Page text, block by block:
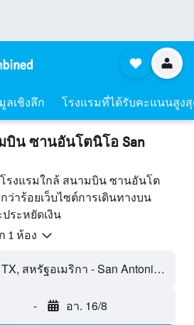
ลเชิงลึก โรงแรมที่ได้รับคะแนนสูง
บิน ซานอันโตนิโอ San
รงแรมใกล้ สนามบิน ซานอันโต
ว่าร้อยเว็บไซต์การเดินทางบน
ระหยัดเงิน
1 ห้อง
ซานอันโตนิโอ, TX, สหรัฐอเมริกา - San Antonio (SAT)
- อา. 16/8